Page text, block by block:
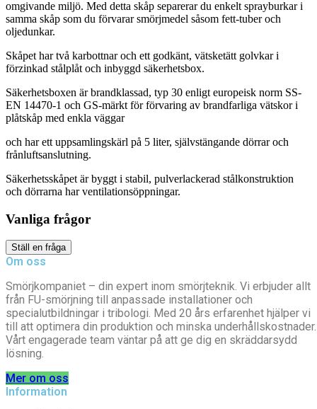
omgivande miljö. Med detta skåp separerar du enkelt sprayburkar i
samma skåp som du förvarar smörjmedel såsom fett-tuber och
oljedunkar.
Skåpet har två karbottnar och ett godkänt, vätsketätt golvkar i
förzinkad stålplåt och inbyggd säkerhetsbox.
Säkerhetsboxen är brandklassad, typ 30 enligt europeisk norm SS-
EN 14470-1 och GS-märkt för förvaring av brandfarliga vätskor i
plåtskåp med enkla väggar
och har ett uppsamlingskärl på 5 liter, självstängande dörrar och
frånluftsanslutning.
Säkerhetsskåpet är byggt i stabil, pulverlackerad stålkonstruktion
och dörrarna har ventilationsöppningar.
Vanliga frågor
Ställ en fråga
Om oss
Smörjkompaniet – din expert inom smörjteknik. Vi erbjuder allt
från FU-smörjning till anpassade installationer och
specialutbildningar i tribologi. Med 20 års erfarenhet hjälper vi
till att optimera din produktion och minska underhållskostnader.
Vårt engagerade team väntar på att ge dig en skräddarsydd
lösning.
Mer om oss
Information